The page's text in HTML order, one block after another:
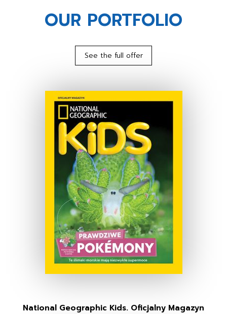
OUR PORTFOLIO
See the full offer
National Geographic Kids. Oficjalny Magazyn